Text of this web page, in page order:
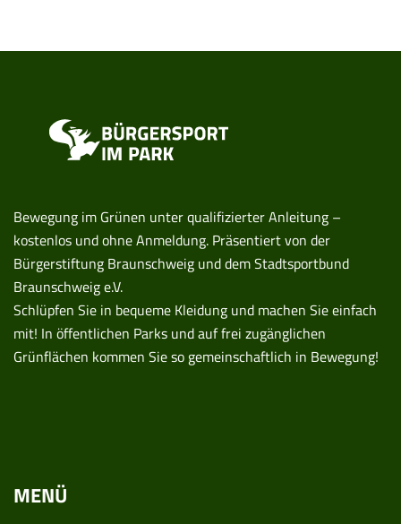
Bewegung im Grünen unter qualifizierter Anleitung –
kostenlos und ohne Anmeldung. Präsentiert von der
Bürgerstiftung Braunschweig und dem Stadtsportbund
Braunschweig e.V.
Schlüpfen Sie in bequeme Kleidung und machen Sie einfach
mit! In öffentlichen Parks und auf frei zugänglichen
Grünflächen kommen Sie so gemeinschaftlich in Bewegung!
MENÜ